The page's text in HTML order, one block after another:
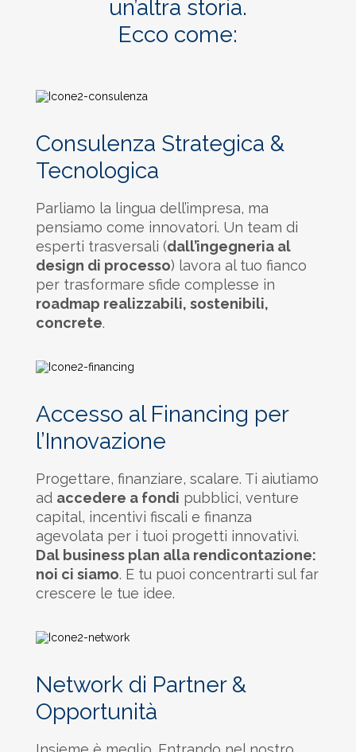
un’altra storia.
Ecco come:
Consulenza Strategica &
Tecnologica
Parliamo la lingua dell’impresa, ma
pensiamo come innovatori. Un team di
esperti trasversali (dall’ingegneria al
design di processo) lavora al tuo fianco
per trasformare sfide complesse in
roadmap realizzabili, sostenibili,
concrete.
Accesso al Financing per
l’Innovazione
Progettare, finanziare, scalare. Ti aiutiamo
ad accedere a fondi pubblici, venture
capital, incentivi fiscali e finanza
agevolata per i tuoi progetti innovativi.
Dal business plan alla rendicontazione:
noi ci siamo. E tu puoi concentrarti sul far
crescere le tue idee.
Network di Partner &
Opportunità